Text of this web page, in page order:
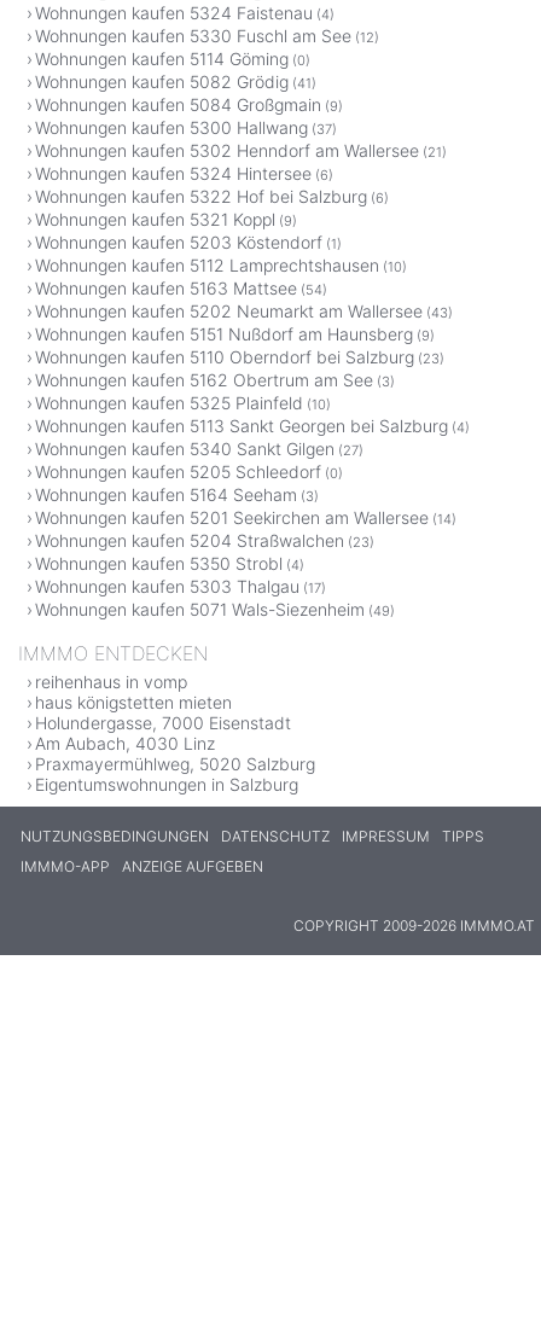
Wohnungen kaufen 5324 Faistenau (4)
Wohnungen kaufen 5330 Fuschl am See (12)
Wohnungen kaufen 5114 Göming (0)
Wohnungen kaufen 5082 Grödig (41)
Wohnungen kaufen 5084 Großgmain (9)
Wohnungen kaufen 5300 Hallwang (37)
Wohnungen kaufen 5302 Henndorf am Wallersee (21)
Wohnungen kaufen 5324 Hintersee (6)
Wohnungen kaufen 5322 Hof bei Salzburg (6)
Wohnungen kaufen 5321 Koppl (9)
Wohnungen kaufen 5203 Köstendorf (1)
Wohnungen kaufen 5112 Lamprechtshausen (10)
Wohnungen kaufen 5163 Mattsee (54)
Wohnungen kaufen 5202 Neumarkt am Wallersee (43)
Wohnungen kaufen 5151 Nußdorf am Haunsberg (9)
Wohnungen kaufen 5110 Oberndorf bei Salzburg (23)
Wohnungen kaufen 5162 Obertrum am See (3)
Wohnungen kaufen 5325 Plainfeld (10)
Wohnungen kaufen 5113 Sankt Georgen bei Salzburg (4)
Wohnungen kaufen 5340 Sankt Gilgen (27)
Wohnungen kaufen 5205 Schleedorf (0)
Wohnungen kaufen 5164 Seeham (3)
Wohnungen kaufen 5201 Seekirchen am Wallersee (14)
Wohnungen kaufen 5204 Straßwalchen (23)
Wohnungen kaufen 5350 Strobl (4)
Wohnungen kaufen 5303 Thalgau (17)
Wohnungen kaufen 5071 Wals-Siezenheim (49)
IMMMO ENTDECKEN
reihenhaus in vomp
haus königstetten mieten
Holundergasse, 7000 Eisenstadt
Am Aubach, 4030 Linz
Praxmayermühlweg, 5020 Salzburg
Eigentumswohnungen in Salzburg
NUTZUNGSBEDINGUNGEN DATENSCHUTZ IMPRESSUM
TIPPS
IMMMO-APP
ANZEIGE AUFGEBEN
COPYRIGHT 2009-2026 IMMMO.AT